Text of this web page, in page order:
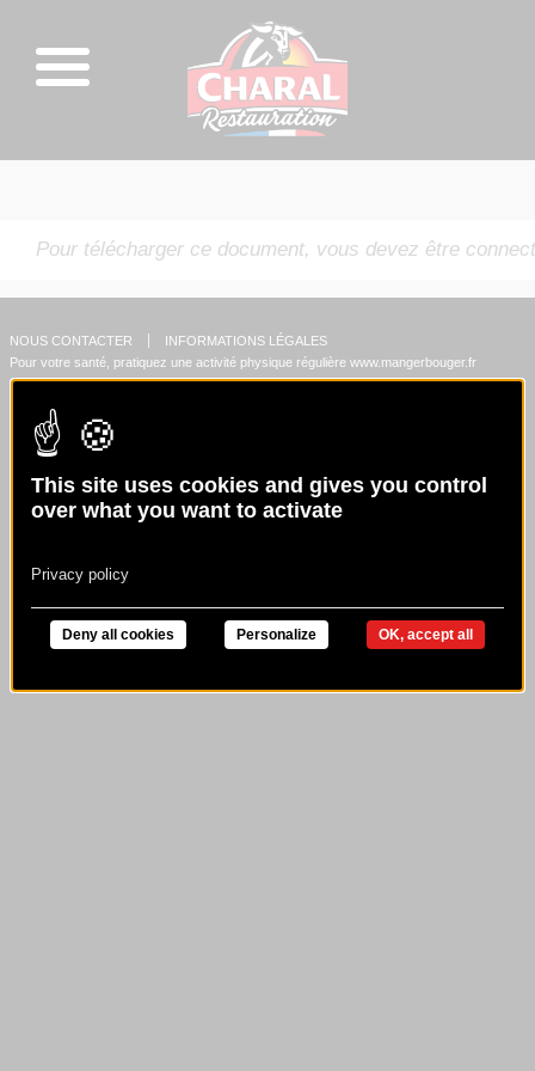
Pour télécharger ce document, vous devez être
NOUS CONTACTER
INFORMATIONS LÉGALES
Pour votre santé, pratiquez une activité physique régulière www.mangerbouger.fr
This site uses cookies and gives you control
over what you want to activate
OK, accept all
Deny all cookies Personalize
Privacy policy